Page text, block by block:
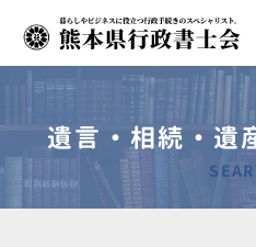
遺言・相続・遺